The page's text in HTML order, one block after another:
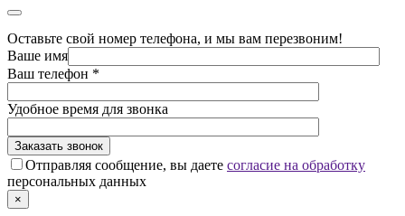
Оставьте свой номер телефона, и мы вам перезвоним!
Ваше имя
Ваш телефон *
Удобное время для звонка
Отправляя сообщение, вы даете согласие на обработку
персональных данных
×